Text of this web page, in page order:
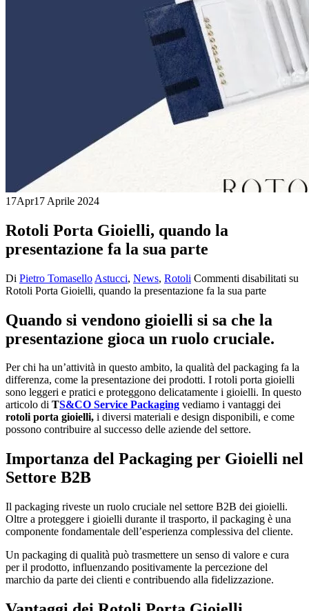
17Apr17 Aprile 2024
Rotoli Porta Gioielli, quando la
presentazione fa la sua parte
Di Pietro Tomasello Astucci, News, Rotoli Commenti disabilitati su
Rotoli Porta Gioielli, quando la presentazione fa la sua parte
Quando si vendono gioielli si sa che la
presentazione gioca un ruolo cruciale.
Per chi ha un’attività in questo ambito, la qualità del packaging fa la
differenza, come la presentazione dei prodotti. I rotoli porta gioielli
sono leggeri e pratici e proteggono delicatamente i gioielli. In questo
articolo di TS&CO Service Packaging vediamo i vantaggi dei
rotoli porta gioielli, i diversi materiali e design disponibili, e come
possono contribuire al successo delle aziende del settore.
Importanza del Packaging per Gioielli nel
Settore B2B
Il packaging riveste un ruolo cruciale nel settore B2B dei gioielli.
Oltre a proteggere i gioielli durante il trasporto, il packaging è una
componente fondamentale dell’esperienza complessiva del cliente.
Un packaging di qualità può trasmettere un senso di valore e cura
per il prodotto, influenzando positivamente la percezione del
marchio da parte dei clienti e contribuendo alla fidelizzazione.